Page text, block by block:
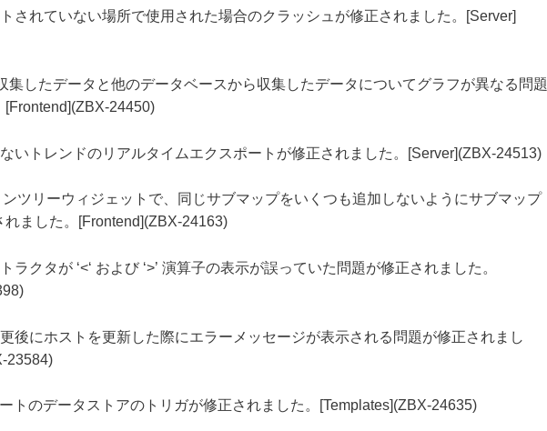
されていない場所で使用された場合のクラッシュが修正されました。[Server]
集したデータと他のデータベースから収集したデータについてグラフが異なる問題
[Frontend](ZBX-24450)
いトレンドのリアルタイムエクスポートが修正されました。[Server](ZBX-24513)
ツリーウィジェットで、同じサブマップをいくつも追加しないようにサブマップ
ました。[Frontend](ZBX-24163)
ラクタが ‘<‘ および ‘>’ 演算子の表示が誤っていた問題が修正されました。
後にホストを更新した際にエラーメッセージが表示される問題が修正されまし
23584)
トのデータストアのトリガが修正されました。[Templates](ZBX-24635)